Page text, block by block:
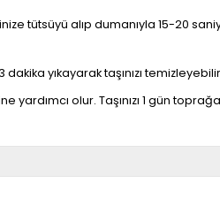
tütsüyü alıp dumanıyla 15-20
yıkayarak taşınızı
olur. Taşınızı 1 gün